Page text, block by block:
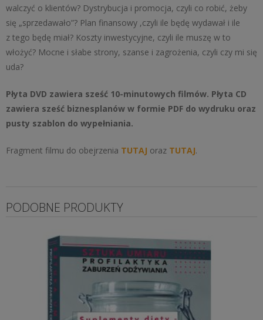
walczyć o klientów? Dystrybucja i promocja, czyli co robić, żeby
się „sprzedawało”? Plan finansowy ,czyli ile będę wydawał i ile
z tego będę miał? Koszty inwestycyjne, czyli ile muszę w to
włożyć? Mocne i słabe strony, szanse i zagrożenia, czyli czy mi się
uda?
Płyta DVD zawiera sześć 10-minutowych filmów. Płyta CD
zawiera sześć biznesplanów w formie PDF do wydruku oraz
pusty szablon do wypełniania.
Fragment filmu do obejrzenia TUTAJ oraz TUTAJ.
PODOBNE PRODUKTY